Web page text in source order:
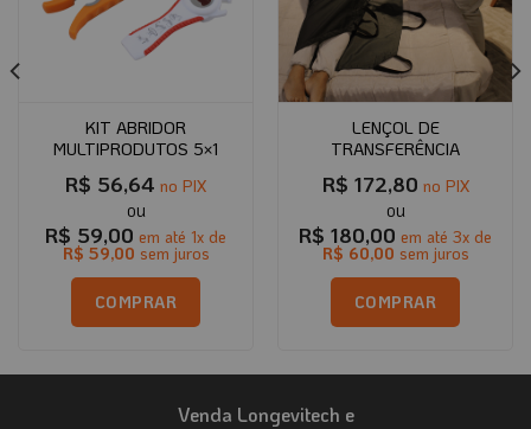
KIT ABRIDOR
MULTIPRODUTOS 5×1
R$ 56,64 no PIX
R$ 59,00 em até 1x de
R$ 59,00 sem juros
COMPRAR
LENÇOL DE
TRANSFERÊNCIA
R$ 172,80 no PIX
R$ 180,00 em até 3x de
R$ 60,00 sem juros
COMPRAR
Venda Longevitech e